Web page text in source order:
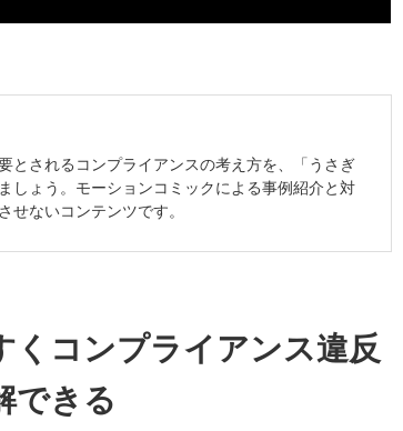
とされるコンプライアンスの考え方を、「うさぎ
しょう。モーションコミックによる事例紹介と対
せないコンテンツです。
くコンプライアンス違反
できる